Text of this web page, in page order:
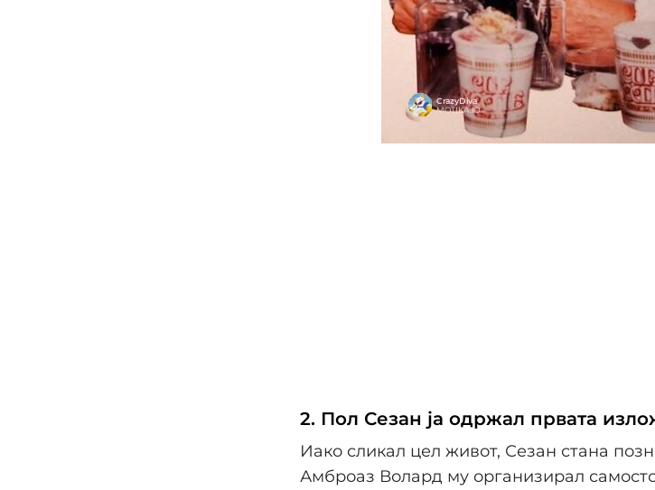
2. Пол Сезан ја одржал првата
Иако сликал цел живот, Сезан стана
Амброаз Волард му организирал